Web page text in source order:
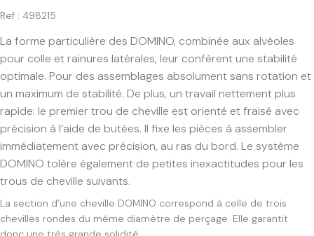
Ref : 498215
La forme particulière des DOMINO, combinée aux alvéoles
pour colle et rainures latérales, leur confèrent une stabilité
optimale. Pour des assemblages absolument sans rotation et
un maximum de stabilité. De plus, un travail nettement plus
rapide: le premier trou de cheville est orienté et fraisé avec
précision à l’aide de butées. Il fixe les pièces à assembler
immédiatement avec précision, au ras du bord. Le système
DOMINO tolère également de petites inexactitudes pour les
trous de cheville suivants.
La section d’une cheville DOMINO correspond à celle de trois
chevilles rondes du même diamètre de perçage. Elle garantit